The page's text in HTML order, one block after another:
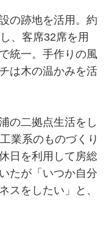
の跡地を活用。約
、客席32席を用
統一。手作りの風
は木の温かみを活
の二拠点生活をし
業系のものづくり
日を利用して房総
たが「いつか自分
スをしたい」と、